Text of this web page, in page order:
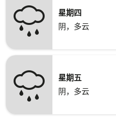
星期四
阴，多云
星期五
阴，多云